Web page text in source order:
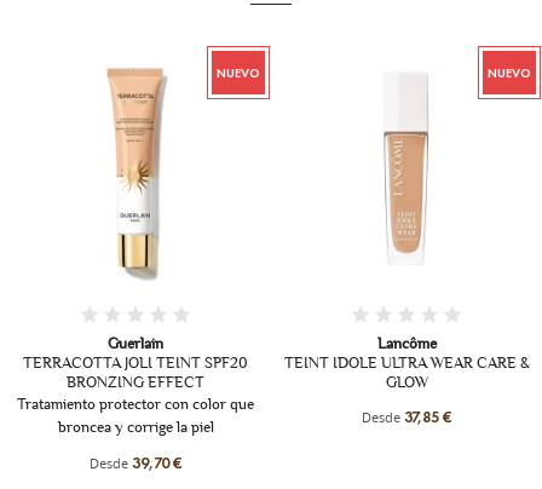
NUEVO
Guerlain
TERRACOTTA JOLI TEINT SPF20
BRONZING EFFECT
Tratamiento protector con color que
broncea y corrige la piel
Desde 39,70 €
NUEVO
Lancôme
TEINT IDOLE ULTRA WEAR CARE &
GLOW
Desde 37,85 €